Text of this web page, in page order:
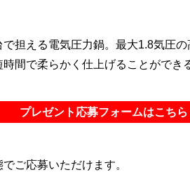
担える電気圧力鍋。最大1.8気圧
間で柔らかく仕上げることができ
プレゼント応募フォームはこちら
ご応募いただけます。